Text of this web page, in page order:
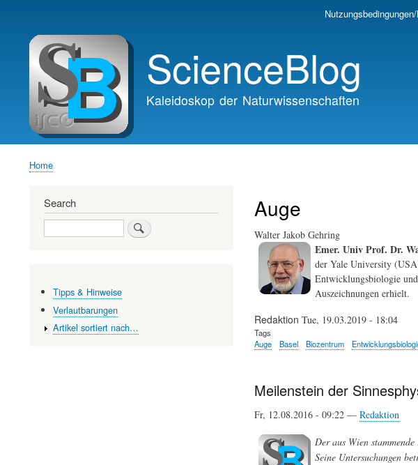
navigation
ScienceBlog
Kaleidoskop der Naturwissenschaften
Home
Auge
Walter Jakob Gehring
Emer. Univ Prof. Dr.
der Yale University
Entwicklungsbiologie
Auszeichnungen erhielt.
Redaktion Tue, 19.03.2019 - 18:04
Tags
Auge
Basel Biozentrum
Meilenstein der
Fr, 12.08.2016 - 09:22 — Redaktion
Der aus Wien
Seine Untersuchungen
Search
Search
Tipps & Hinweise
Verlautbarungen
Artikel sortiert nach…